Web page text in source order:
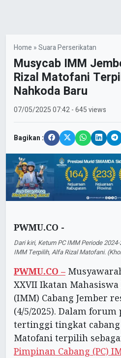
Home »Suara Perserikatan
Musycab IMM
Rizal Matofani
Nahkoda Baru
07/05/202507:42- 645 views
Bagikan :
PWMU.CO -
Dari kiri, Ketum PC IMM Periode
IMM Terpilih, Alfa Rizal Matofani.
PWMU.CO –
XXVII Ikatan
(IMM) Cabang Jember
(4/5/2025). Dalam
tertinggi tingkat
Matofani terpilih
Pimpinan Cabang (PC)